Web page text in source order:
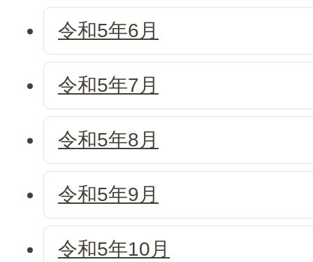
令和5年6月
令和5年7月
令和5年8月
令和5年9月
令和5年10月